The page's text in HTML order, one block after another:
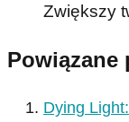
Zwiększy
Powiązane
Dying